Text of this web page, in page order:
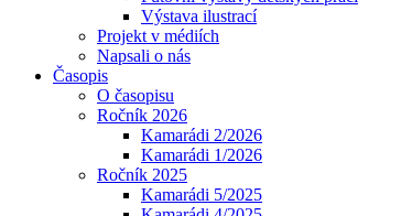
Výstava ilustrací
Projekt v médiích
Napsali o nás
Časopis
O časopisu
Ročník 2026
Kamarádi 2/2026
Kamarádi 1/2026
Ročník 2025
Kamarádi 5/2025